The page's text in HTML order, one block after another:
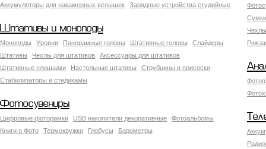
Аккумуляторы для накамерных вспышек
Зарядные устройства студийные
Штативы и моноподы
Моноподы Уровни Панорамные головы Штативные головы
Слайдеры
Штативы
Чехлы для штативов
Аксессуары для штативов
Штативные площадки
Настольные штативы
Струбцины и присоски
Стабилизаторы и стедикамы
Фотосувениры
Цифровые фоторамки USB накопители декоративные
Фотоальбомы
Книги о Фото
Термокружки Глобусы Барометры